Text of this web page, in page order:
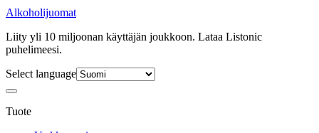
Alkoholijuomat
Liity yli 10 miljoonan käyttäjän joukkoon. Lataa Listonic
puhelimeesi.
Select language
Tuote